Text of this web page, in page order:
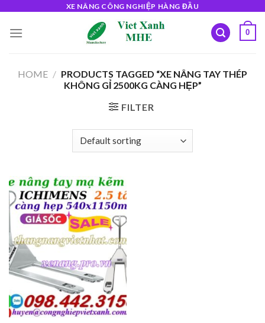
content
XE NÂNG CÔNG NGHIỆP HÀNG ĐẦU
0
HOME / PRODUCTS TAGGED “XE NÂNG TAY THÉP
KHÔNG GỈ 2500KG CÀNG HẸP”
FILTER